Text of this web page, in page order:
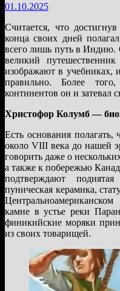
01.10.2025
Считается, что
конца своих дней
всего лишь путь в Индию.
великий
изображают в учебниках,
правильно. Более
континентов он и затевал
Христофор Колумб —
Есть основания
около VIII века до нашей
говорить даже о
а также к побережью
подтверждают
пуническая керамика,
камне в устье реки
финикийские моряки
из своих товарищей.